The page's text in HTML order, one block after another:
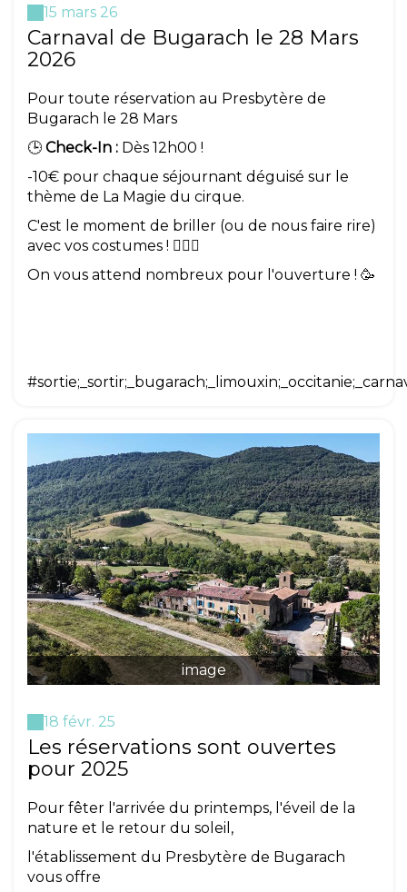
15 mars 26
Carnaval de Bugarach le 28 Mars
2026
Pour toute réservation au Presbytère de
Bugarach le 28 Mars
🕒 Check-In : Dès 12h00 !
-10€ pour chaque séjournant déguisé sur le
thème de La Magie du cirque.
C'est le moment de briller (ou de nous faire rire)
avec vos costumes ! 🦸‍♂️✨
On vous attend nombreux pour l'ouverture ! 🥳
image
18 févr. 25
Les réservations sont ouvertes
pour 2025
Pour fêter l'arrivée du printemps, l'éveil de la
nature et le retour du soleil,
l'établissement du Presbytère de Bugarach
vous offre